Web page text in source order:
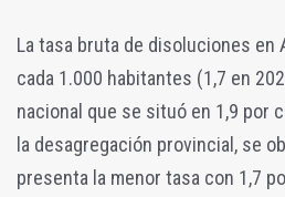
La tasa bruta de disoluciones en
cada 1.000 habitantes (1,7 en
nacional que se situó en 1,9 por
la desagregación provincial, se
presenta la menor tasa con 1,7